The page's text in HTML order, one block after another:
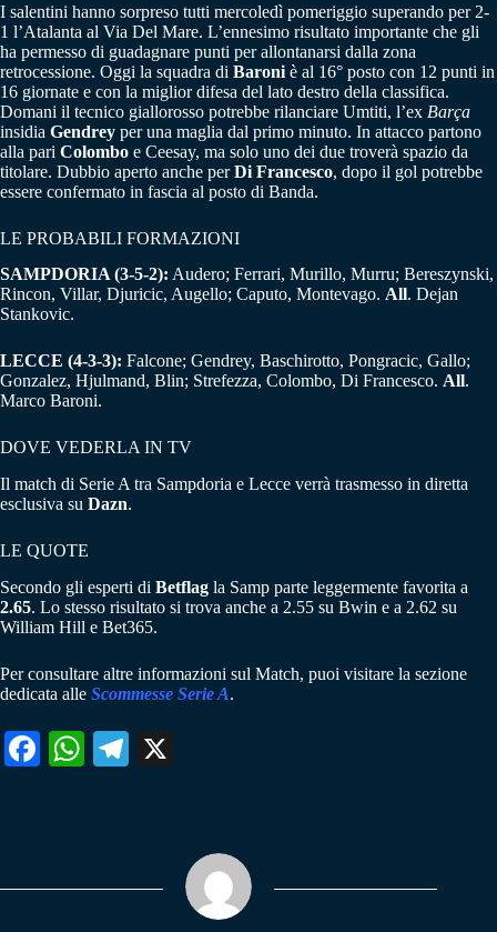
I salentini hanno sorpreso tutti mercoledì pomeriggio superando per 2-
1 l’Atalanta al Via Del Mare. L’ennesimo risultato importante che gli
ha permesso di guadagnare punti per allontanarsi dalla zona
retrocessione. Oggi la squadra di Baroni è al 16° posto con 12 punti in
16 giornate e con la miglior difesa del lato destro della classifica.
Domani il tecnico giallorosso potrebbe rilanciare Umtiti, l’ex Barça
insidia Gendrey per una maglia dal primo minuto. In attacco partono
alla pari Colombo e Ceesay, ma solo uno dei due troverà spazio da
titolare. Dubbio aperto anche perDi Francesco, dopo il gol potrebbe
essere confermato in fascia al posto di Banda.
LE PROBABILI FORMAZIONI
SAMPDORIA (3-5-2): Audero; Ferrari, Murillo, Murru; Bereszynski,
Rincon, Villar, Djuricic, Augello; Caputo, Montevago. All. Dejan
Stankovic.
LECCE (4-3-3): Falcone; Gendrey, Baschirotto, Pongracic, Gallo;
Gonzalez, Hjulmand, Blin; Strefezza, Colombo, Di Francesco. All.
Marco Baroni.
DOVE VEDERLA IN TV
Il match di Serie A tra Sampdoria e Lecce verrà trasmesso in diretta
esclusiva su Dazn.
LE QUOTE
Secondo gli esperti di Betflag la Samp parte leggermente favorita a
2.65. Lo stesso risultato si trova anche a 2.55 su Bwin e a 2.62 su
William Hill e Bet365.
Per consultare altre informazioni sul Match, puoi visitare la sezione
dedicata alle Scommesse Serie A.
Fa W
pp
Te
m